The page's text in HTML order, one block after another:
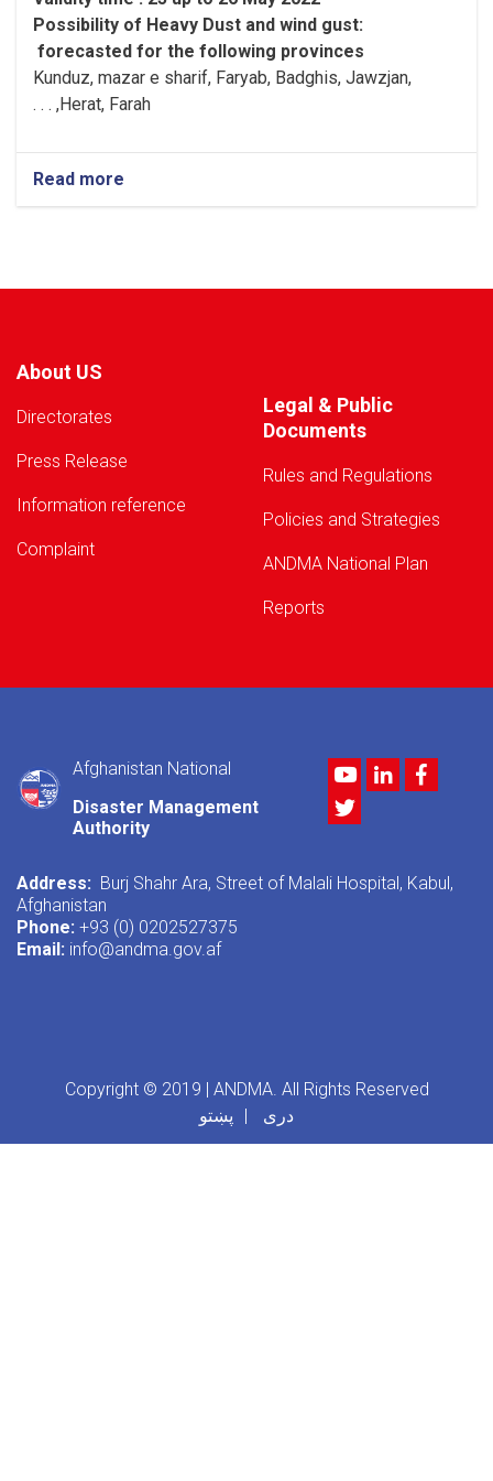
:
Possibility of Heavy Dust and wind gust
forecasted for the following provinces
Kunduz, mazar e sharif, Faryab, Badghis, Jawzjan,
Herat, Farah, . . .
Read more
About US
Directorates
Press Release
Information reference
Complaint
Legal & Public
Documents
Rules and Regulations
Policies and Strategies
ANDMA National Plan
Reports
Afghanistan National
Disaster Management
Authority
YoutubeLinkedIn
Twitter
Address: Burj Shahr Ara, Street of Malali Hospital, Kabul,
Afghanistan
Phone: +93 (0) 0202527375
Email: info@andma.gov.af
Copyright © 2019 | ANDMA. All Rights Reserved
پښتو
دری